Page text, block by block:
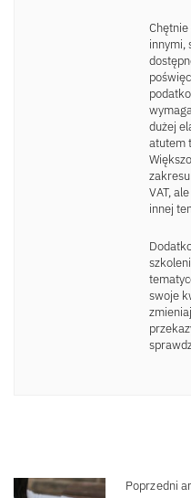
innymi,
dużej
atutem
VAT,
innej
swoje
Poprzedni